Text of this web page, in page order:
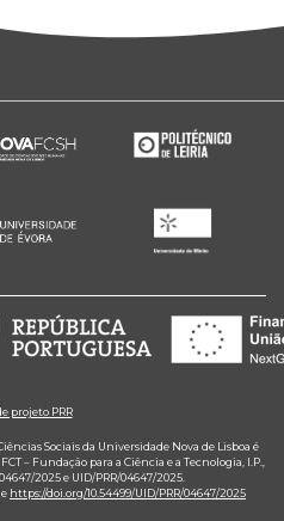
projeto PRR
Sociais da Universidade Nova de Lisboa é
– Fundação para a Ciência e a Tecnologia, I.P.,
2025 e UID/PRR/04647/2025.
e https://doi.org/10.54499/UID/PRR/04647/2025